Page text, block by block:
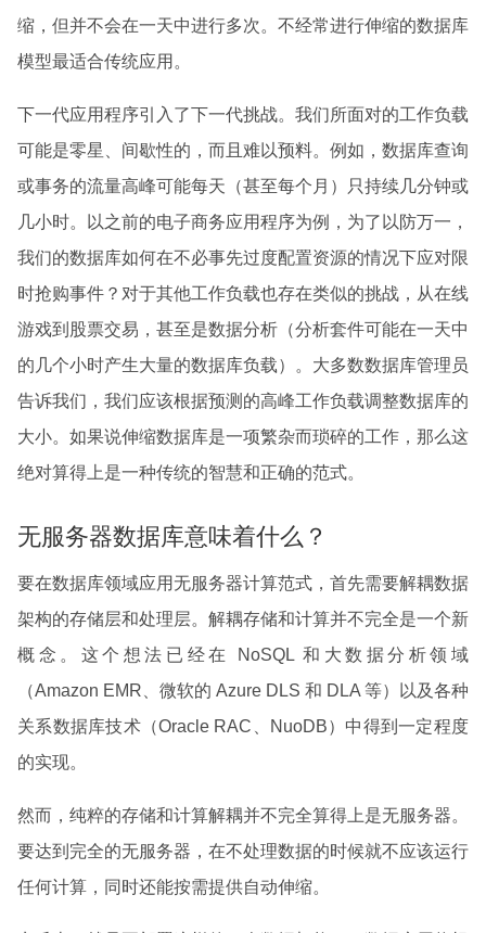
缩，但并不会在一天中进行多次。不经常进行伸缩的数据库
模型最适合传统应用。
下一代应用程序引入了下一代挑战。我们所面对的工作负载
可能是零星、间歇性的，而且难以预料。例如，数据库查询
或事务的流量高峰可能每天（甚至每个月）只持续几分钟或
几小时。以之前的电子商务应用程序为例，为了以防万一，
我们的数据库如何在不必事先过度配置资源的情况下应对限
时抢购事件？对于其他工作负载也存在类似的挑战，从在线
游戏到股票交易，甚至是数据分析（分析套件可能在一天中
的几个小时产生大量的数据库负载）。大多数数据库管理员
告诉我们，我们应该根据预测的高峰工作负载调整数据库的
大小。如果说伸缩数据库是一项繁杂而琐碎的工作，那么这
绝对算得上是一种传统的智慧和正确的范式。
无服务器数据库意味着什么？
要在数据库领域应用无服务器计算范式，首先需要解耦数据
架构的存储层和处理层。解耦存储和计算并不完全是一个新
概念。这个想法已经在 NoSQL 和大数据分析领域
（Amazon EMR、微软的 Azure DLS 和 DLA 等）以及各种
关系数据库技术（Oracle RAC、NuoDB）中得到一定程度
的实现。
然而，纯粹的存储和计算解耦并不完全算得上是无服务器。
要达到完全的无服务器，在不处理数据的时候就不应该运行
任何计算，同时还能按需提供自动伸缩。